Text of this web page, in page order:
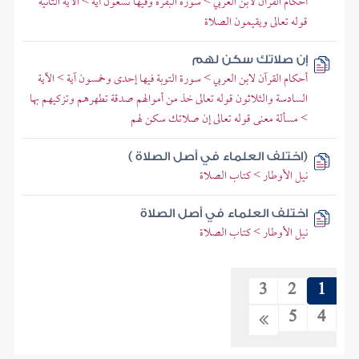
قوله تعالى ويقيمون الصلاة
إن صلاتك سكن لهم
أحكام القرآن لابن العربي > سورة التوبة فيها إحدى وخمسون آية > الآية
السادسة والثلاثون قوله تعالى خذ من أموالهم صدقة تطهرهم وتزكيهم بها
> مسألة معنى قوله تعالى إن صلاتك سكن لهم
(اختلف العلماء في أصل الصلاة )
نيل الأوطار > كتاب الصلاة
اختلف العلماء في أصل الصلاة
نيل الأوطار > كتاب الصلاة
1
2
3
4
5